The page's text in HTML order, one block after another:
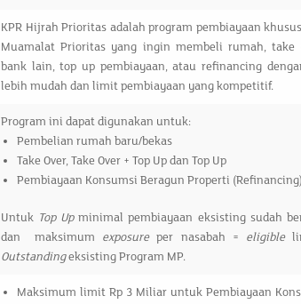
KPR Hijrah Prioritas adalah program pembiayaan
Muamalat Prioritas yang ingin membeli rumah, take
bank lain, top up pembiayaan, atau refinancing
lebih mudah dan limit pembiayaan yang kompetitif.
Program ini dapat digunakan untuk:
Pembelian rumah baru/bekas
Take Over, Take Over + Top Up dan Top Up
Pembiayaan Konsumsi Beragun Properti (Refinancing)
Untuk Top Upminimal pembiayaan eksisting sudah
dan maksimum exposureper nasabah = eligible
Outstandingeksisting Program MP.
Maksimum limit Rp 3 Miliar untuk Pembiayaan